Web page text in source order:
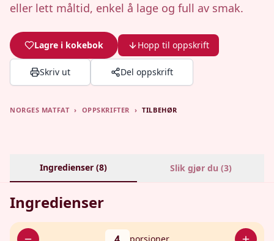
eller lett måltid, enkel å lage og full av smak.
Lagre i kokebok Hopp til oppskrift
Skriv ut Del oppskrift
NORGES MATFAT › OPPSKRIFTER › TILBEHØR
Ingredienser (8) Slik gjør du (3)
Ingredienser